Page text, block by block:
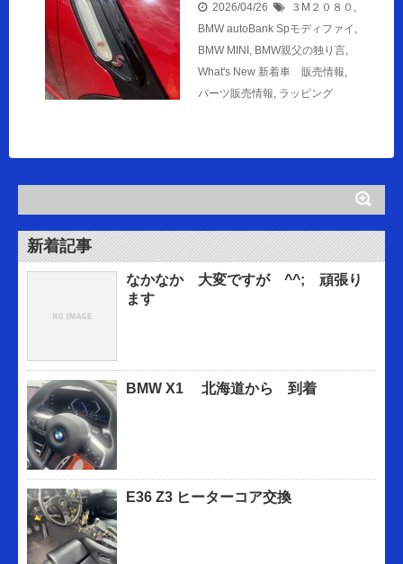
2026/04/26 ３M２０８０ ,
BMW autoBank Spモディファイ ,
BMW MINI , BMW親父の独り言,
What's New 新着車 販売情報,
パーツ販売情報, ラッピング
新着記事
なかなか 大変ですが ^^; 頑張り
ます
BMW X1 北海道から 到着
E36 Z3 ヒーターコア交換